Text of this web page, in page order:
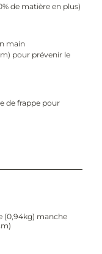
de matière en plus)
main
pour prévenir le
de frappe pour
(0,94kg) manche